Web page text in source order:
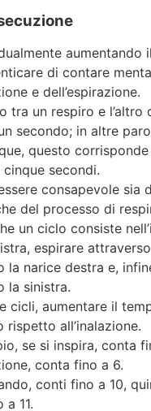
aumentando
di contare
e dell’espirazione.
tra un respiro e l’altro
secondo; in altre
questo
secondi.
consapevole sia
del processo di
un ciclo consiste
espirare
la narice destra e,
la sinistra.
cicli, aumentare il
rispetto all’inalazione.
se si inspira, conta
conta fino a 6.
conti fino a 10,
11.